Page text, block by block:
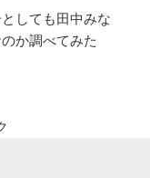
しても田中みな
か調べてみた